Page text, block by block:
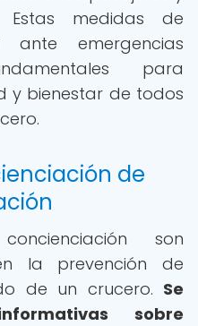
Estas medidas de
emergencias
para
y bienestar de todos
de
son
la prevención de
de un crucero. Se
sobre